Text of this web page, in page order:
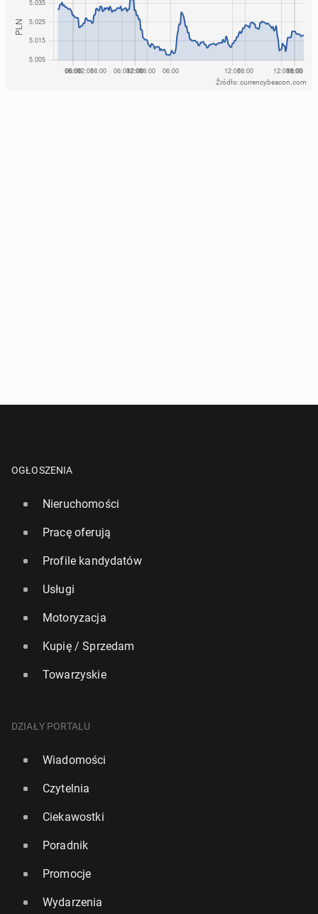
Źródło: currencybeacon.com
OGŁOSZENIA
Nieruchomości
Pracę oferują
Profile kandydatów
Usługi
Motoryzacja
Kupię / Sprzedam
Towarzyskie
DZIAŁY PORTALU
Wiadomości
Czytelnia
Ciekawostki
Poradnik
Promocje
Wydarzenia